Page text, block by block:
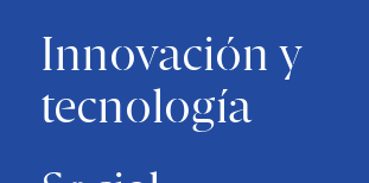
Innovación y
tecnología